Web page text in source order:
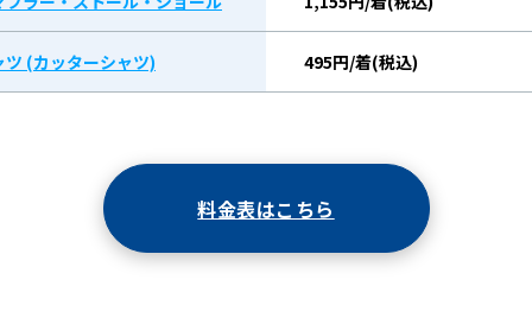
ツ (カッターシャツ) 495円/着(税込)
料金表はこちら